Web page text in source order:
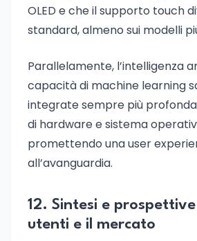
OLED e che il supporto touch
standard, almeno sui modelli
Parallelamente, l’intelligenza
capacità di machine learning
integrate sempre più
di hardware e sistema
promettendo una user
all’avanguardia.
12. Sintesi e
utenti e il mercato